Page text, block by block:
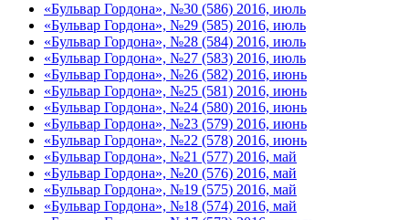
«Бульвар Гордона», №30 (586) 2016, июль
«Бульвар Гордона», №29 (585) 2016, июль
«Бульвар Гордона», №28 (584) 2016, июль
«Бульвар Гордона», №27 (583) 2016, июль
«Бульвар Гордона», №26 (582) 2016, июнь
«Бульвар Гордона», №25 (581) 2016, июнь
«Бульвар Гордона», №24 (580) 2016, июнь
«Бульвар Гордона», №23 (579) 2016, июнь
«Бульвар Гордона», №22 (578) 2016, июнь
«Бульвар Гордона», №21 (577) 2016, май
«Бульвар Гордона», №20 (576) 2016, май
«Бульвар Гордона», №19 (575) 2016, май
«Бульвар Гордона», №18 (574) 2016, май